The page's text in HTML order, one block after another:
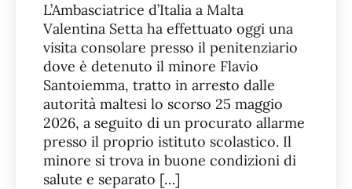
L’Ambasciatrice d’Italia a Malta
Valentina Setta ha effettuato oggi una
visita consolare presso il penitenziario
dove è detenuto il minore Flavio
Santoiemma, tratto in arresto dalle
autorità maltesi lo scorso 25 maggio
2026, a seguito di un procurato allarme
presso il proprio istituto scolastico. Il
minore si trova in buone condizioni di
salute e separato […]